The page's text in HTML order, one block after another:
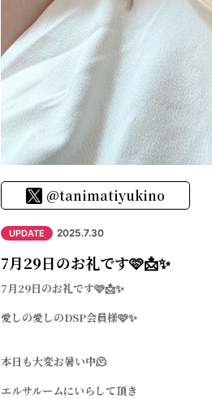
@tanimatiyukino
UPDATE 2025.7.30
7月29日のお礼です🩷📩✨
7月29日のお礼です🩷📩✨
愛しの愛しのDSP会員様🩷✨
本日も大変お暑い中🫠
エルサルームにいらして頂き